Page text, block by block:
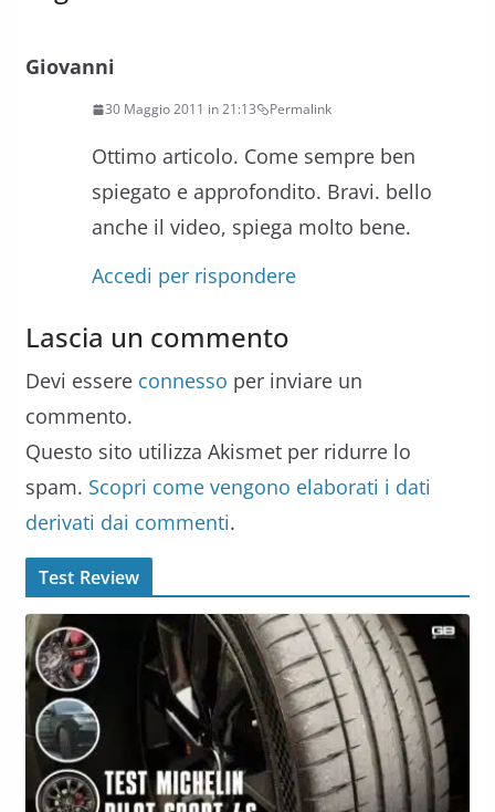
Giovanni
30 Maggio 2011 in 21:13 Permalink
Ottimo articolo. Come sempre ben
spiegato e approfondito. Bravi. bello
anche il video, spiega molto bene.
Accedi per rispondere
Lascia un commento
Devi essere connesso per inviare un
commento.
Questo sito utilizza Akismet per ridurre lo
spam. Scopri come vengono elaborati i dati
derivati dai commenti.
Test Review